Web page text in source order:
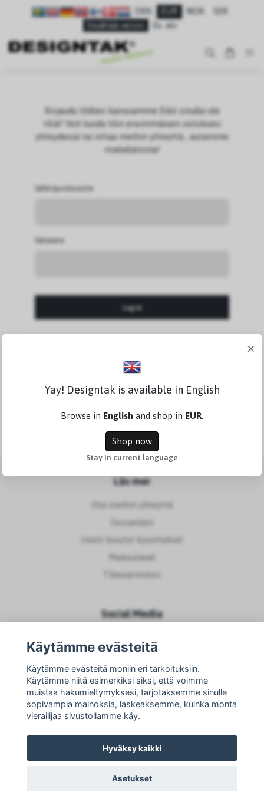
DKK NOK
SEK
Sisältää veron
Ex. alv
Kirjaudu tilillesi kanssamme Eikö sinulla ole
tiliä? Voit luoda tilin ensimmäisen ostoksesi
yhteydessä tai ottaa meihin yhteyttä , autamme
mielellämme!
Sähköpostiosoite
Salasana
Forgot Password?
Luo uusi tili
Läs mer
Ota meihin yhteyttä
Ostoehdot
Usein kysytyt kysymykset
Maksutavat
Tilausprosessi
Social Media
© 2026 Designtak–Powered by Quickbutik
Käytämme evästeitä
Käytämme evästeitä moniin eri tarkoituksiin.
Käytämme niitä esimerkiksi siksi, että voimme
muistaa hakumieltymyksesi, tarjotaksemme sinulle
sopivampia mainoksia, laskeaksemme, kuinka monta
vierailijaa sivustollamme käy.
Hyväksy kaikki
Asetukset
×
Yay! Designtak is available in English
Browse in English and shop in EUR
Shop now
Stay in current language